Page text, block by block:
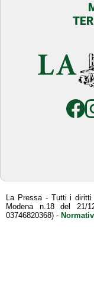
La Pressa - Tutti i diritti
Modena n.18 del 21/
03746820368) -